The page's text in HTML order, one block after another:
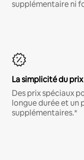
supplémentaire ni
La simplicité du
Des prix spéciaux
longue durée et un
supplémentaires.*